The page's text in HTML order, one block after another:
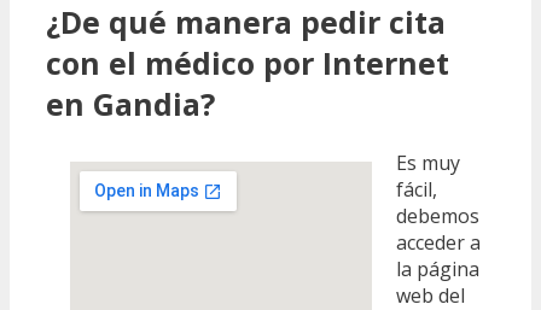
¿De qué manera pedir cita
con el médico por Internet
en Gandia?
Es muy
fácil,
debemos
acceder a
la página
web del